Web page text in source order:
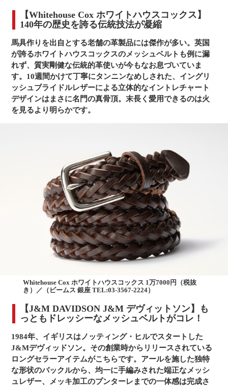
【Whitehouse Cox ホワイトハウスコックス】
140年の歴史を誇る伝統技法が凝縮
馬具作りを出自とする老舗の革製品には傑作が多い。英国
が誇るホワイトハウスコックスのメッシュベルトも例に漏
れず、質実剛健な伝統的革使いが今もなお息づいていま
す。10週間かけて丁寧にタンニンなめしされた、イングリ
ッシュブライドルレザーによる立体的なイントレチャート
デザインはまさに名門の真骨頂。末長く愛用できるのは火
を見るより明らかです。
Whitehouse Cox ホワイトハウスコックス 1万7000円（税抜
き）／（ビームス 銀座 TEL:03-3567-2224）
【J&M DAVIDSON J&M デヴィットソン】も
っともドレッシーなメッシュベルトがコレ！
1984年、イギリスはノッティング・ヒルでスタートした
J&Mデヴィッドソン。その創業時からリリースされている
ロングセラーアイテムがこちらです。アールを施した独特
な形状のバックルから、均一に手編みされた端正なメッシ
ュレザー、メッキ加工のプンターレまでの一体感は完成さ